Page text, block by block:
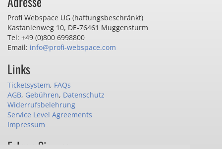
Profi Webspace UG (haftungsbeschränkt)
Kastanienweg 10, DE-76461 Muggensturm
Tel: +49 (0)800 6998800
Email: info@profi-webspace.com
Links
Ticketsystem, FAQs
AGB, Gebühren, Datenschutz
Widerrufsbelehrung
Service Level Agreements
Impressum